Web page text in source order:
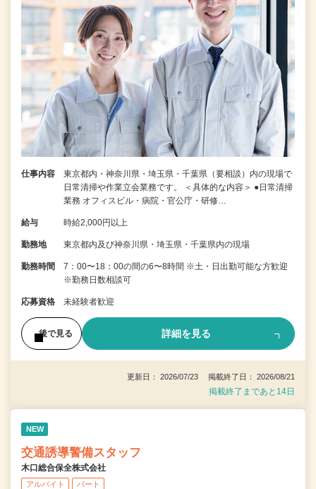
仕事内容
東京都内・神奈川県・埼玉県・千葉県（要相談）内の現場で
日常清掃や作業立会業務です。 ＜具体的な内容＞ ●日常清掃
業務 オフィスビル・病院・官公庁・研修…
給与 時給2,000円以上
勤務地 東京都内及び神奈川県・埼玉県・千葉県内の現場
勤務時間
7：00〜18：00の間の6〜8時間 ※土・日出勤可能な方歓迎
※勤務日数相談可
応募資格 未経験者歓迎
後で見る 詳細を見る
更新日： 2026/07/23 掲載終了日： 2026/08/21
掲載終了まであと14日
NEW
交通誘導警備スタッフ
木口総合保全株式会社
アルバイト パート